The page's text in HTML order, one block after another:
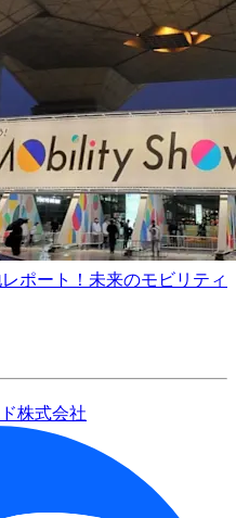
ポート！未来のモビリティ
株式会社